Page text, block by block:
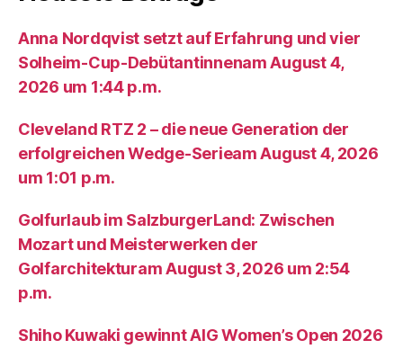
Anna Nordqvist setzt auf Erfahrung und vier
Solheim-Cup-Debütantinnenam August 4,
2026 um 1:44 p.m.
Cleveland RTZ 2 – die neue Generation der
erfolgreichen Wedge-Serieam August 4, 2026
um 1:01 p.m.
Golfurlaub im SalzburgerLand: Zwischen
Mozart und Meisterwerken der
Golfarchitekturam August 3, 2026 um 2:54
p.m.
Shiho Kuwaki gewinnt AIG Women’s Open 2026